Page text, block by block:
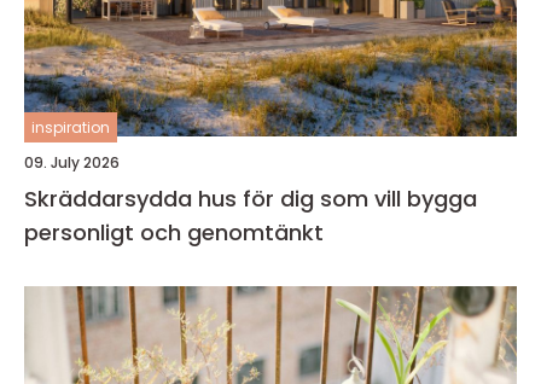
inspiration
09. July 2026
Skräddarsydda hus för dig som vill bygga
personligt och genomtänkt